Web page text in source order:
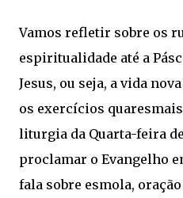
Vamos refletir sobre os
espiritualidade até a
Jesus, ou seja, a vida
os exercícios
liturgia da Quarta-feira
proclamar o Evangelho
fala sobre esmola,